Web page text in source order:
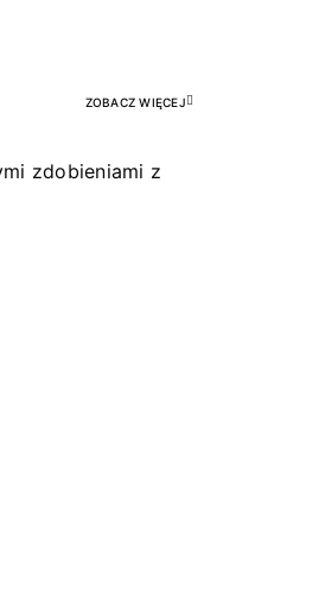
ZOBACZ WIĘCEJ
zdobieniami z